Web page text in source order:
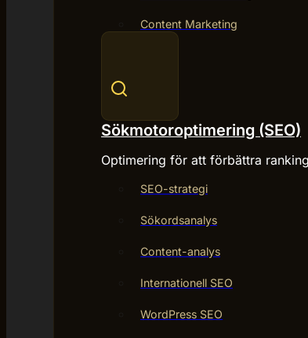
Content Marketing
Sökmotoroptimering (SEO)
Optimering för att förbättra
SEO-strategi
Sökordsanalys
Content-analys
Internationell SEO
WordPress SEO